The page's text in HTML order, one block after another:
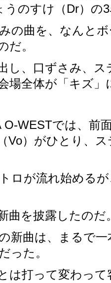
うのすけ（Dr）の
の曲を、なんと
だ。
し、口ずさみ、ス
場全体が「キズ」
O-WESTでは、前
Vo）がひとり、
ロが流れ始める
曲を披露したのだ
新曲は、まるで一
った。
は打って変わっ